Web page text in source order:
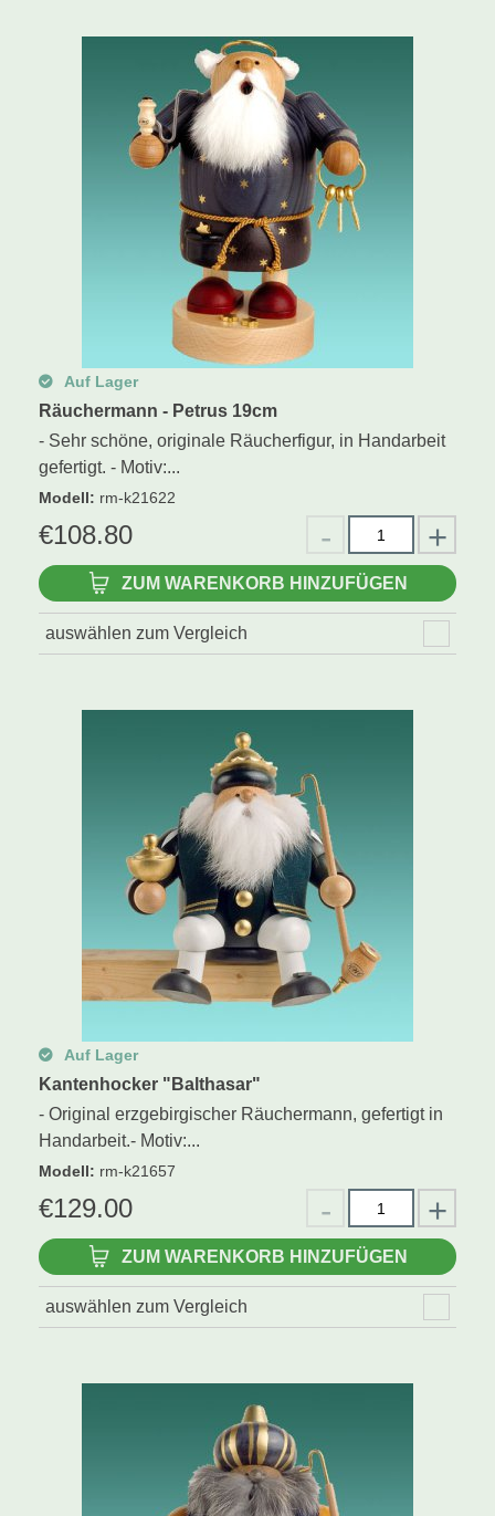
Auf Lager
Räuchermann - Petrus 19cm
- Sehr schöne, originale Räucherfigur, in Handarbeit
gefertigt. - Motiv:...
Modell: rm-k21622
€108.80
ZUM WARENKORB HINZUFÜGEN
auswählen zum Vergleich
Auf Lager
Kantenhocker "Balthasar"
- Original erzgebirgischer Räuchermann, gefertigt in
Handarbeit.- Motiv:...
Modell: rm-k21657
€129.00
ZUM WARENKORB HINZUFÜGEN
auswählen zum Vergleich